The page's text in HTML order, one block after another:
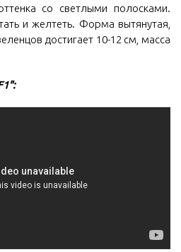
со светлыми полосками.
и желтеть. Форма вытянутая,
достигает 10-12 см, масса